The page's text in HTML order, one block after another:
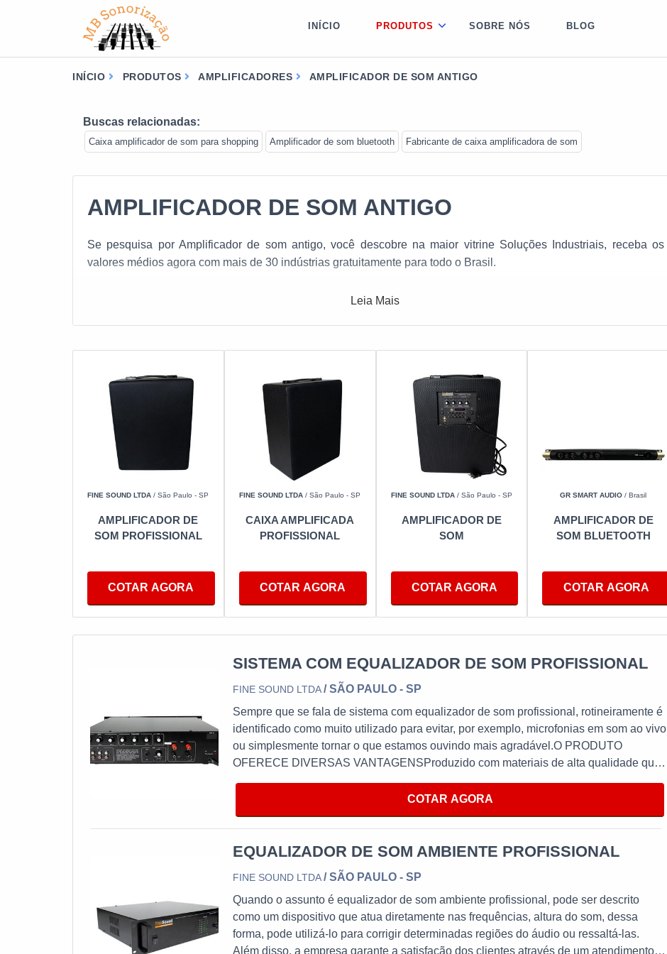
INÍCIO PRODUTOS SOBRE NÓS BLOG
INÍCIO PRODUTOS AMPLIFICADORES AMPLIFICADOR DE SOM ANTIGO
Buscas relacionadas:
Caixa amplificador de som para shopping Amplificador de som bluetooth Fabricante de caixa amplificadora de som
AMPLIFICADOR DE SOM ANTIGO
Se pesquisa por Amplificador de som antigo, você descobre na maior vitrine Soluções Industriais, receba os
valores médios agora com mais de 30 indústrias gratuitamente para todo o Brasil.
Leia Mais
FINE SOUND LTDA / São Paulo - SP
AMPLIFICADOR DE
SOM PROFISSIONAL
COTAR AGORA
FINE SOUND LTDA / São Paulo - SP
CAIXA AMPLIFICADA
PROFISSIONAL
COTAR AGORA
FINE SOUND LTDA/ São Paulo - SP
AMPLIFICADOR DE
SOM
COTAR AGORA
GR SMART AUDIO / Brasil
AMPLIFICADOR DE
SOM BLUETOOTH
COTAR AGORA
SISTEMA COM EQUALIZADOR DE SOM PROFISSIONAL
FINE SOUND LTDA/ SÃO PAULO - SP
Sempre que se fala de sistema com equalizador de som profissional, rotineiramente é
identificado como muito utilizado para evitar, por exemplo, microfonias em som ao vivo
ou simplesmente tornar o que estamos ouvindo mais agradável.O PRODUTO
OFERECE DIVERSAS VANTAGENSProduzido com materiais de alta qualidade que
para reduzir a incidência de vazamento de sons que não nos interessam, tornando-se
imprescindível para itens como periféricos, mesas de som, até mesmo virtualmente
(plugin) e entre outros.No entanto não pode-se esquecer que tem como ponto de
destaque na utilização fatores como limpeza do som e ajustar a frequência, tais
prazo e, em alguns casos específicos, logo nos primeiros meses. Seguem alguns
destaques do equipamento:Qualidade;Eficiência;Bom custo benefício.Com a
organização, o cliente consegue tirar as dúvidas sobre os serviços do ramo, além de
contar com os melhores profissionais e instalações. Assim, a empresa conquista
confiança e satisfação, que são os maiores objetivos da marca. A empresa oferece
COTAR AGORA
EQUALIZADOR DE SOM AMBIENTE PROFISSIONAL
FINE SOUND LTDA/ SÃO PAULO - SP
Quando o assunto é equalizador de som ambiente profissional, pode ser descrito
como um dispositivo que atua diretamente nas frequências, altura do som, dessa
forma, pode utilizá-lo para corrigir determinadas regiões do áudio ou ressaltá-las.
Além disso, a empresa garante a satisfação dos clientes através de um atendimento